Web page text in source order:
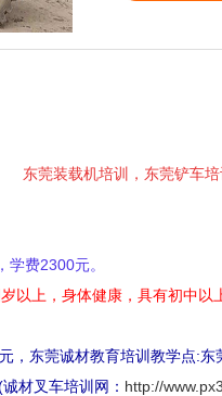
东莞装载机培训，东莞铲车
学费2300元。
以上，身体健康，具有初中以
，东莞诚材教育培训教学点:
材叉车培训网： http://